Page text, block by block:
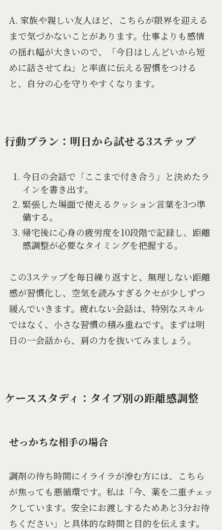
A. 家族や親しい友人ほど、こちらが限界を迎える
まで気づかないことがあります。仕事よりも感情
の揺れ幅が大きいので、「今日はしんどいから短
めに話させてね」と率直に伝える習慣をつける
と、自分の心を守りやすくなります。
行動プラン：明日から試せる3ステップ
今日の会話で「ここまで付き合う」と決めたラ
インを書き出す。
緊張した場面で使えるクッション言葉を3つ準
備する。
帰宅後に心身の疲労度を10段階で記録し、距離
感調整が必要なタイミングを把握する。
この3ステップを毎日繰り返すと、無理しない距離
感が習慣化し、空気を読みすぎるクセが少しずつ
緩んでいきます。疲れない会話は、特別なスキル
ではなく、小さな習慣の積み重ねです。まずは明
日の一会話から、肩の力を抜いてみましょう。
ケーススタディ：タイプ別の距離感調整
せっかちな相手の場合
調剤の待ち時間にイライラが滲む方には、こちら
が焦っても悪循環です。私は「今、薬を二重チェッ
クしています。安全にお渡しするためあと3分お待
ちください」と具体的な時間と目的を伝えます。